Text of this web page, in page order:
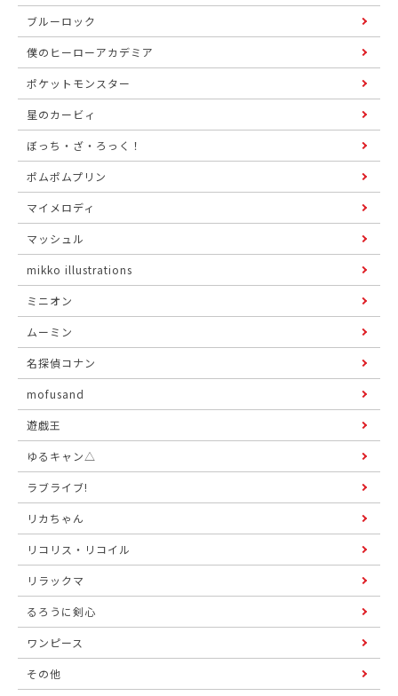
ブルーロック
僕のヒーローアカデミア
ポケットモンスター
星のカービィ
ぼっち・ざ・ろっく！
ポムポムプリン
マイメロディ
マッシュル
mikko illustrations
ミニオン
ムーミン
名探偵コナン
mofusand
遊戯王
ゆるキャン△
ラブライブ!
リカちゃん
リコリス・リコイル
リラックマ
るろうに剣心
ワンピース
その他